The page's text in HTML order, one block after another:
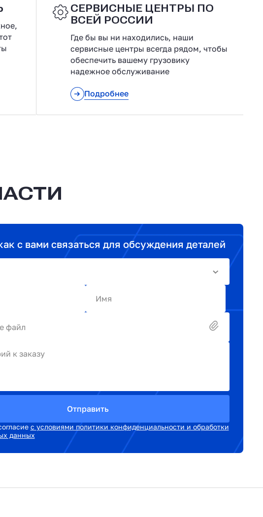
СЕРВИСНЫЕ ЦЕНТРЫ ПО
ВСЕЙ РОССИИ
Где бы вы ни находились, наши
сервисные центры всегда рядом, чтобы
обеспечить вашему грузовику
надежное обслуживание
Подробнее
с вами связаться для обсуждения деталей
Имя
файл
к заказу
Отправить
с условиями политики конфиденциальности и обработки
данных